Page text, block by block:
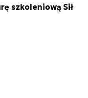
szkoleniową Sił